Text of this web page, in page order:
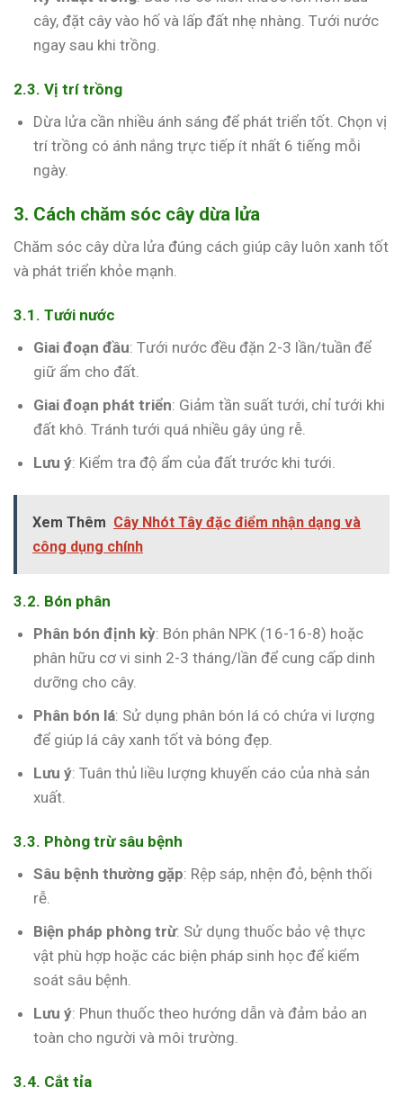
cây, đặt cây vào hố và lấp đất nhẹ nhàng. Tưới nước
ngay sau khi trồng.
2.3. Vị trí trồng
Dừa lửa cần nhiều ánh sáng để phát triển tốt. Chọn vị
trí trồng có ánh nắng trực tiếp ít nhất 6 tiếng mỗi
ngày.
3. Cách chăm sóc cây dừa lửa
Chăm sóc cây dừa lửa đúng cách giúp cây luôn xanh tốt
và phát triển khỏe mạnh.
3.1. Tưới nước
Giai đoạn đầu: Tưới nước đều đặn 2-3 lần/tuần để
giữ ẩm cho đất.
Giai đoạn phát triển: Giảm tần suất tưới, chỉ tưới khi
đất khô. Tránh tưới quá nhiều gây úng rễ.
Lưu ý: Kiểm tra độ ẩm của đất trước khi tưới.
Xem Thêm Cây Nhót Tây đặc điểm nhận dạng và
công dụng chính
3.2. Bón phân
Phân bón định kỳ: Bón phân NPK (16-16-8) hoặc
phân hữu cơ vi sinh 2-3 tháng/lần để cung cấp dinh
dưỡng cho cây.
Phân bón lá: Sử dụng phân bón lá có chứa vi lượng
để giúp lá cây xanh tốt và bóng đẹp.
Lưu ý: Tuân thủ liều lượng khuyến cáo của nhà sản
xuất.
3.3. Phòng trừ sâu bệnh
Sâu bệnh thường gặp: Rệp sáp, nhện đỏ, bệnh thối
rễ.
Biện pháp phòng trừ: Sử dụng thuốc bảo vệ thực
vật phù hợp hoặc các biện pháp sinh học để kiểm
soát sâu bệnh.
Lưu ý: Phun thuốc theo hướng dẫn và đảm bảo an
toàn cho người và môi trường.
3.4. Cắt tỉa